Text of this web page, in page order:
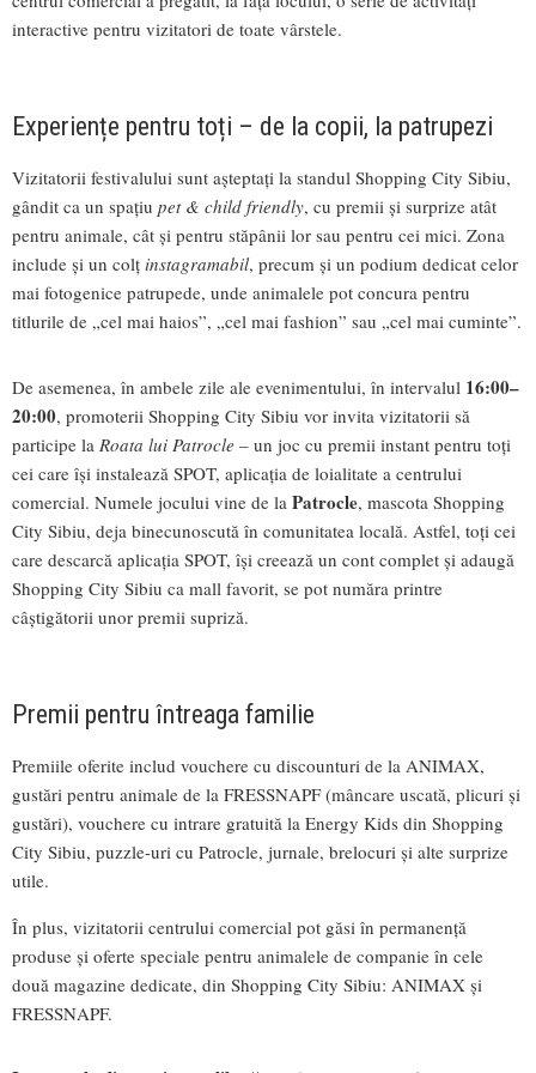
interactive pentru vizitatori de toate vârstele.
Experiențe pentru toți – de la copii, la patrupezi
Vizitatorii festivalului sunt așteptați la standul Shopping City Sibiu,
gândit ca un spațiu pet & child friendly, cu premii și surprize atât
pentru animale, cât și pentru stăpânii lor sau pentru cei mici. Zona
include și un colț instagramabil, precum și un podium dedicat celor
mai fotogenice patrupede, unde animalele pot concura pentru
titlurile de „cel mai haios”, „cel mai fashion” sau „cel mai cuminte”.
De asemenea, în ambele zile ale evenimentului, în intervalul 16:00–
20:00, promoterii Shopping City Sibiu vor invita vizitatorii să
participe la Roata lui Patrocle – un joc cu premii instant pentru toți
cei care își instalează SPOT, aplicația de loialitate a centrului
comercial. Numele jocului vine de la Patrocle, mascota Shopping
City Sibiu, deja binecunoscută în comunitatea locală. Astfel, toți cei
care descarcă aplicația SPOT, își creează un cont complet și adaugă
Shopping City Sibiu ca mall favorit, se pot număra printre
câștigătorii unor premii supriză.
Premii pentru întreaga familie
Premiile oferite includ vouchere cu discounturi de la ANIMAX,
gustări pentru animale de la FRESSNAPF (mâncare uscată, plicuri și
gustări), vouchere cu intrare gratuită la Energy Kids din Shopping
City Sibiu, puzzle-uri cu Patrocle, jurnale, brelocuri și alte surprize
utile.
În plus, vizitatorii centrului comercial pot găsi în permanență
produse și oferte speciale pentru animalele de companie în cele
două magazine dedicate, din Shopping City Sibiu: ANIMAX și
FRESSNAPF.